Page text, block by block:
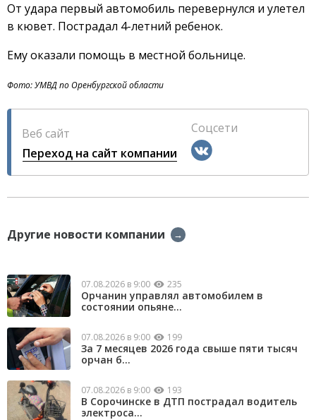
От удара первый автомобиль перевернулся и улетел
в кювет. Пострадал 4-летний ребенок.
Ему оказали помощь в местной больнице.
Фото: УМВД по Оренбургской области
Веб сайт
Переход на сайт компании
Соцсети
Другие новости компании →
07.08.2026 в 9:00 235
Орчанин управлял автомобилем в
состоянии опьяне...
07.08.2026 в 9:00 199
За 7 месяцев 2026 года свыше пяти тысяч
орчан б...
07.08.2026 в 9:00 193
В Сорочинске в ДТП пострадал водитель
электроса...